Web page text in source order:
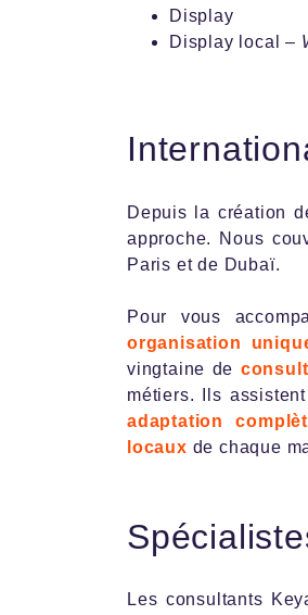
Display
Display local –
Depuis la création
approche. Nous
Paris et de Dubaï.
Pour vous
organisation
vingtaine de
métiers. Ils
adaptation
locaux de chaque
Les consultants